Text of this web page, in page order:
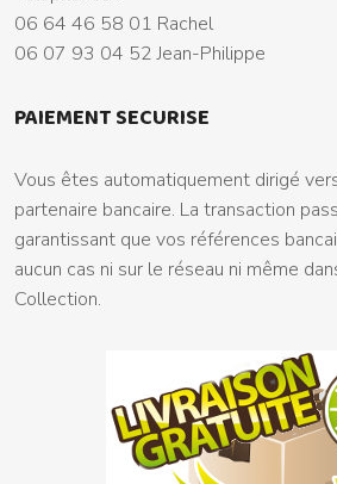
06 64 46 58 01 Rachel
06 07 93 04 52 Jean-Philippe
PAIEMENT SECURISE
Vous êtes automatiquement dirigé
partenaire bancaire. La transaction
garantissant que vos références
aucun cas ni sur le réseau ni même
Collection.